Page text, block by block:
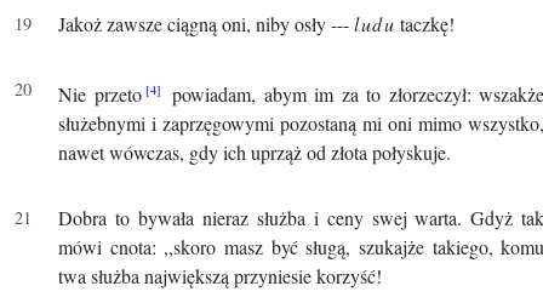
Jakoż zawsze ciągną oni, niby osły ---ludu taczkę!
Nie przeto
powiadam, abym im za to złorzeczył:
służebnymi i zaprzęgowymi pozostaną mi oni mimo
nawet wówczas, gdy ich uprząż od złota połyskuje.
Dobra to bywała nieraz służba i ceny swej warta. Gdyż
mówi cnota: ,,skoro masz być sługą, szukajże takiego,
twa służba największą przyniesie korzyść!